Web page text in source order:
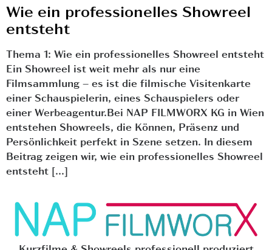
Wie ein professionelles Showreel
entsteht
Thema 1: Wie ein professionelles Showreel entsteht
Ein Showreel ist weit mehr als nur eine
Filmsammlung – es ist die filmische Visitenkarte
einer Schauspielerin, eines Schauspielers oder
einer Werbeagentur.Bei NAP FILMWORX KG in Wien
entstehen Showreels, die Können, Präsenz und
Persönlichkeit perfekt in Szene setzen. In diesem
Beitrag zeigen wir, wie ein professionelles Showreel
entsteht […]